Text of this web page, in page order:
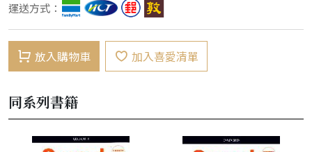
運送方式：
放入購物車 加入喜愛清單
同系列書籍